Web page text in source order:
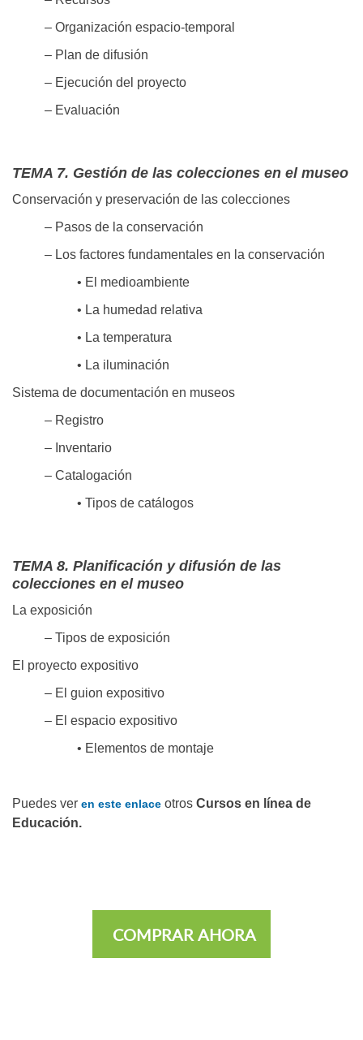
– Organización espacio-temporal
– Plan de difusión
– Ejecución del proyecto
– Evaluación
TEMA 7. Gestión de las colecciones en el museo
Conservación y preservación de las colecciones
– Pasos de la conservación
– Los factores fundamentales en la conservación
• El medioambiente
• La humedad relativa
• La temperatura
• La iluminación
Sistema de documentación en museos
– Registro
– Inventario
– Catalogación
• Tipos de catálogos
TEMA 8. Planificación y difusión de las
colecciones en el museo
La exposición
– Tipos de exposición
El proyecto expositivo
– El guion expositivo
– El espacio expositivo
• Elementos de montaje
Puedes ver en este enlace otros Cursos en línea de
Educación.
COMPRAR AHORA